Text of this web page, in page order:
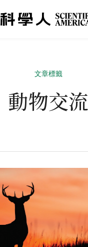
文章標籤
動物交流